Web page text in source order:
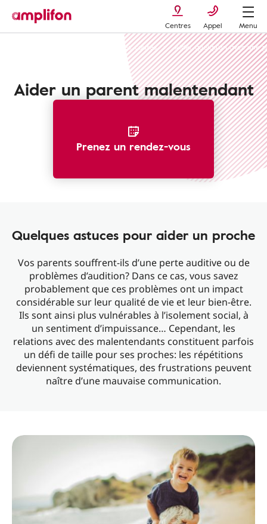
Centres Appel
Menu
La perte auditive : types, symptômes, causes
Aider quelqu'un avec une
Aider un parent malentendant
Prenez un rendez-vous
Quelques astuces pour aider un proche
Vos parents souffrent-ils d’une perte auditive ou de
problèmes d’audition? Dans ce cas, vous savez
probablement que ces problèmes ont un impact
considérable sur leur qualité de vie et leur bien-être.
Ils sont ainsi plus vulnérables à l’isolement social, à
un sentiment d’impuissance… Cependant, les
relations avec des malentendants constituent parfois
un défi de taille pour ses proches: les répétitions
deviennent systématiques, des frustrations peuvent
naître d’une mauvaise communication.